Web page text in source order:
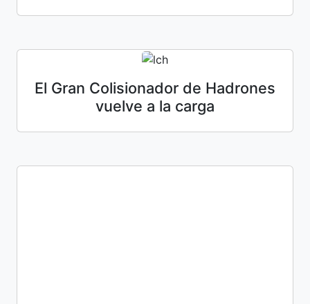
El Gran Colisionador de Hadrones
vuelve a la carga